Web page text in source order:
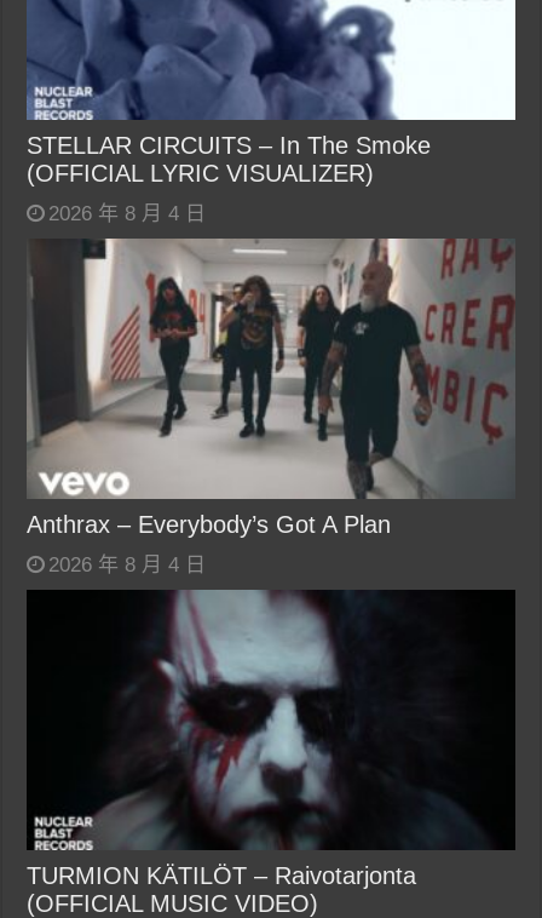
STELLAR CIRCUITS – In The Smoke
(OFFICIAL LYRIC VISUALIZER)
2026 年 8 月 4 日
Anthrax – Everybody’s Got A Plan
2026 年 8 月 4 日
TURMION KÄTILÖT – Raivotarjonta
(OFFICIAL MUSIC VIDEO)